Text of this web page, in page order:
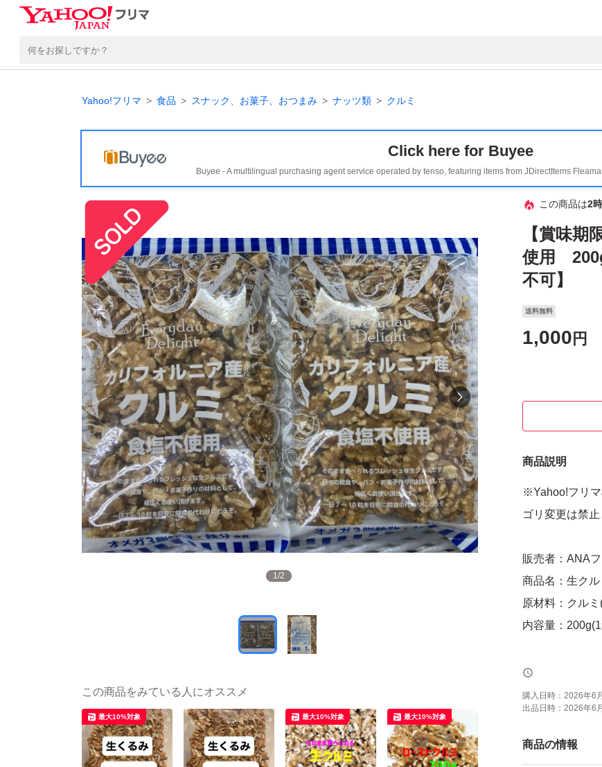
Yahoo!フリマ 食品 スナック、お菓子、おつまみ ナッツ類 クルミ
Click here for Buyee
Buyee - A multilingual purchasing agent service operated by tenso, featuring items from JDirectItems
1/2
この商品は2
【賞味
使用
不可】
送料無料
1,000 円
商品説明
※Yahoo!フリ
ゴリ変更は禁止
販売者：ANA
商品名：生クル
原材料：クル
内容量：
賞味期限は添
合は積極的に画
正常温保管の
購入日時： 2026年6
出品日時： 2026年6
商品の情報
この商品をみている人にオススメ
最大10%対象 最大10%対象 最大10%対象